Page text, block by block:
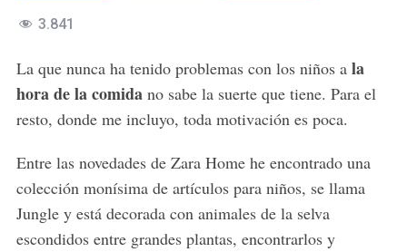
3.841
La que nunca ha tenido problemas con los niños a la
hora de la comidano sabe la suerte que tiene. Para el
resto, donde me incluyo, toda motivación es poca.
Entre las novedades de Zara Home he encontrado una
colección monísima de artículos para niños, se llama
Jungle y está decorada con animales de la selva
escondidos entre grandes plantas, encontrarlos y